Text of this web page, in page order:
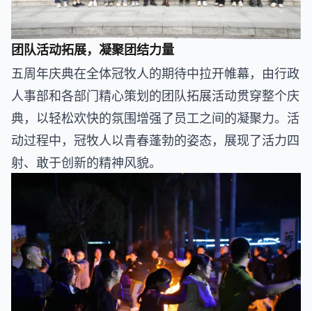
团队活动拓展，凝聚团结力量
五周年庆典在全体冠牧人的期待中拉开帷幕，由行政
人事部和各部门精心策划的团队拓展活动贯穿整个庆
典，以轻松欢快的氛围增强了员工之间的凝聚力。活
动过程中，冠牧人以青春蓬勃的姿态，展现了活力四
射、敢于创新的精神风貌。